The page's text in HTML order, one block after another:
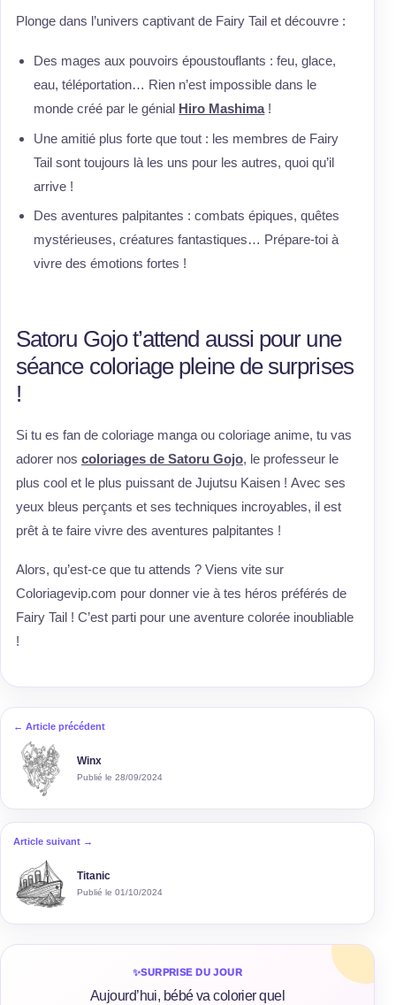
Plonge dans l’univers captivant de Fairy Tail et découvre :
Des mages aux pouvoirs époustouflants : feu, glace,
eau, téléportation… Rien n’est impossible dans le
monde créé par le génial Hiro Mashima!
Une amitié plus forte que tout : les membres de Fairy
Tail sont toujours là les uns pour les autres, quoi qu’il
arrive !
Des aventures palpitantes : combats épiques, quêtes
mystérieuses, créatures fantastiques… Prépare-toi à
vivre des émotions fortes !
Satoru Gojo t’attend aussi pour une
séance coloriage pleine de surprises
!
Si tu es fan de coloriage manga ou coloriage anime, tu vas
adorer nos coloriages de Satoru Gojo, le professeur le
plus cool et le plus puissant de Jujutsu Kaisen ! Avec ses
yeux bleus perçants et ses techniques incroyables, il est
prêt à te faire vivre des aventures palpitantes !
Alors, qu’est-ce que tu attends ? Viens vite sur
Coloriagevip.com pour donner vie à tes héros préférés de
Fairy Tail ! C’est parti pour une aventure colorée inoubliable
!
← Article précédent
Winx
Publié le 28/09/2024
Article suivant →
Titanic
Publié le 01/10/2024
✨SURPRISE DU JOUR
Aujourd’hui, bébé va colorier quel